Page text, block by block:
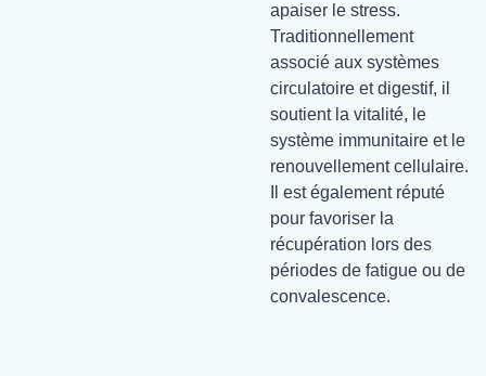
apaiser le stress.
Traditionnellement
associé aux systèmes
circulatoire et digestif, il
soutient la vitalité, le
système immunitaire et le
renouvellement cellulaire.
Il est également réputé
pour favoriser la
récupération lors des
périodes de fatigue ou de
convalescence.